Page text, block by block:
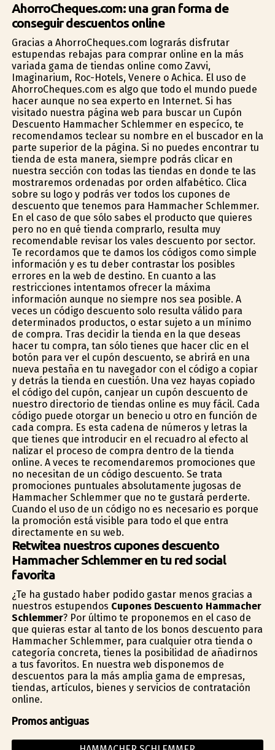
AhorroCheques.com: una gran forma de
conseguir descuentos online
Gracias a AhorroCheques.com lograrás disfrutar
estupendas rebajas para comprar online en la más
variada gama de tiendas online como Zavvi,
Imaginarium, Roc-Hotels, Venere o Achica. El uso de
AhorroCheques.com es algo que todo el mundo puede
hacer aunque no sea experto en Internet. Si has
visitado nuestra página web para buscar un Cupón
Descuento Hammacher Schlemmer en específico, te
recomendamos teclear su nombre en el buscador en la
parte superior de la página. Si no puedes encontrar tu
tienda de esta manera, siempre podrás clicar en
nuestra sección con todas las tiendas en donde te las
mostraremos ordenadas por orden alfabético. Clica
sobre su logo y podrás ver todos los cupones de
descuento que tenemos para Hammacher Schlemmer.
En el caso de que sólo sabes el producto que quieres
pero no en qué tienda comprarlo, resulta muy
recomendable revisar los vales descuento por sector.
Te recordamos que te damos los códigos como simple
información y es tu deber contrastar los posibles
errores en la web de destino. En cuanto a las
restricciones intentamos ofrecer la máxima
información aunque no siempre nos sea posible. A
veces un código descuento solo resulta válido para
determinados productos, o estar sujeto a un mínimo
de compra. Tras decidir la tienda en la que deseas
hacer tu compra, tan sólo tienes que hacer clic en el
botón para ver el cupón descuento, se abrirá en una
nueva pestaña en tu navegador con el código a copiar
y detrás la tienda en cuestión. Una vez hayas copiado
el código del cupón, canjear un cupón descuento de
nuestro directorio de tiendas online es muy fácil. Cada
código puede otorgar un beneficio u otro en función de
cada compra. Es esta cadena de números y letras la
que tienes que introducir en el recuadro al efecto al
finalizar el proceso de compra dentro de la tienda
online. A veces te recomendaremos promociones que
no necesitan de un código descuento. Se trata
promociones puntuales absolutamente jugosas de
Hammacher Schlemmer que no te gustará perderte.
Cuando el uso de un código no es necesario es porque
la promoción está visible para todo el que entra
directamente en su web.
Retwitea nuestros cupones descuento
Hammacher Schlemmer en tu red social
favorita
¿Te ha gustado haber podido gastar menos gracias a
nuestros estupendos Cupones Descuento Hammacher
Schlemmer? Por último te proponemos en el caso de
que quieras estar al tanto de los bonos descuento para
Hammacher Schlemmer, para cualquier otra tienda o
categoría concreta, tienes la posibilidad de añadirnos
a tus favoritos. En nuestra web disponemos de
descuentos para la más amplia gama de empresas,
tiendas, artículos, bienes y servicios de contratación
online.
Promos antiguas